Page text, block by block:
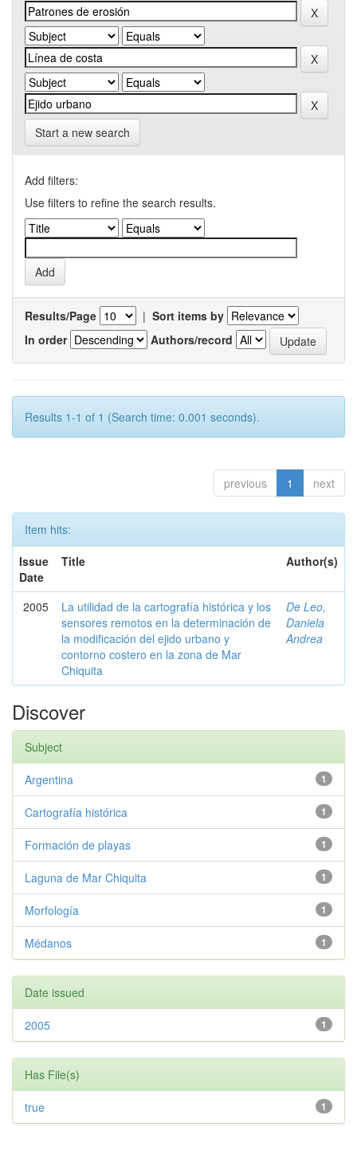
Start a new search
Add filters:
Use filters to refine the search results.
Results/Page | Sort items by
In order
Authors/record
Results 1-1 of 1 (Search time: 0.001 seconds).
previous 1 next
Item hits:
Issue
Date
Title Author(s)
2005
La utilidad de la cartografía histórica y los
sensores remotos en la determinación de
la modificación del ejido urbano y
contorno costero en la zona de Mar
Chiquita
De Leo,
Daniela
Andrea
Discover
Subject
1
Argentina
1
Cartografía histórica
1
Formación de playas
1
Laguna de Mar Chiquita
1
Morfología
1
Médanos
Date issued
1
2005
Has File(s)
1
true